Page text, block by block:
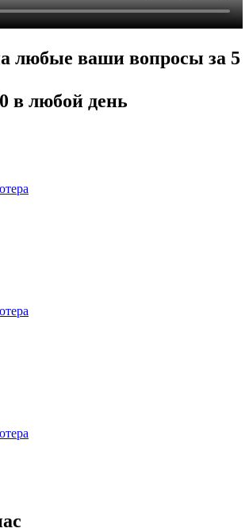
любые ваши вопросы за 5
в любой день